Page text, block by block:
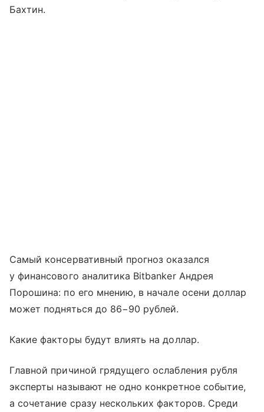
Бахтин.
Самый консервативный прогноз оказался
у финансового аналитика Bitbanker Андрея
Порошина: по его мнению, в начале осени доллар
может подняться до 86−90 рублей.
Какие факторы будут влиять на доллар.
Главной причиной грядущего ослабления рубля
эксперты называют не одно конкретное событие,
а сочетание сразу нескольких факторов. Среди